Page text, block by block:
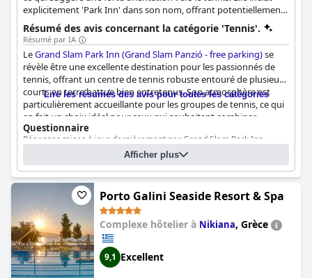
explicitement 'Park Inn' dans son nom, offrant potentiellement
un cadre de type parc propice aux activités de plein air comme
le tennis.
Résumé des avis concernant la catégorie 'Tennis'.
Résumé par IA
LeGrand Slam Park Inn (Grand Slam Panzió - free parking)se
révèle être une excellente destination pour les passionnés de
tennis, offrant un centre de tennis robuste entouré de plusieurs
courts en terre battue bien entretenus. Son atmosphère est
particulièrement accueillante pour les groupes de tennis, ce qui
en fait un choix idéal pour ceux qui souhaitent combiner
hébergement et activités de tennis dynamiques. Que vous
soyez un joueur occasionnel ou un aficionado de tennis, les
courts de tennis accessibles et de qualité situés à proximité
améliorent l'expérience globale. Les clients soulignent à
plusieurs reprises la commodité d'avoir des installations de
tennis à proximité, ce qui contribue à un séjour enrichissant
pour les amateurs de sport.
Lire les résumés des avis pour toutes les catégories
Questionnaire
Réponses mises à jour dernièrement par Grand Slam Park Inn
(Grand Slam Panzió - free parking)
Nombre de courts de tennis 7
Nombre de courts de tennis intérieurs/couverts
Nombre de courts de tennis éclairés 6
Afficher plus
Porto Galini Seaside Resort & Spa
Complexe hôtelier à Nikiana, Grèce
9,1 Excellent